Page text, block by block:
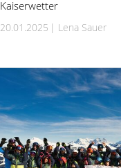
Kaiserwetter
20.01.2025 Lena Sauer